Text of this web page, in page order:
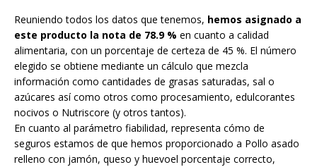
Reuniendo todos los datos que tenemos, hemos asignado a
este producto la nota de 78.9 % en cuanto a calidad
alimentaria, con un porcentaje de certeza de 45 %. El número
elegido se obtiene mediante un cálculo que mezcla
información como cantidades de grasas saturadas, sal o
azúcares así como otros como procesamiento, edulcorantes
nocivos o Nutriscore (y otros tantos).
En cuanto al parámetro fiabilidad, representa cómo de
seguros estamos de que hemos proporcionado a Pollo asado
relleno con jamón, queso y huevoel porcentaje correcto,